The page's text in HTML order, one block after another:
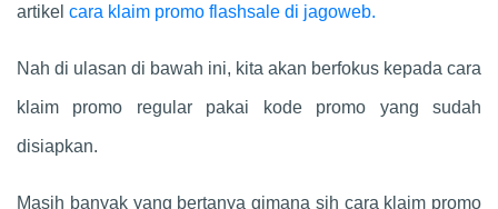
artikel cara klaim promo flashsale di jagoweb.
Nah di ulasan di bawah ini, kita akan berfokus kepada cara
klaim promo regular pakai kode promo yang sudah
disiapkan.
Masih banyak yang bertanya gimana sih cara klaim promo